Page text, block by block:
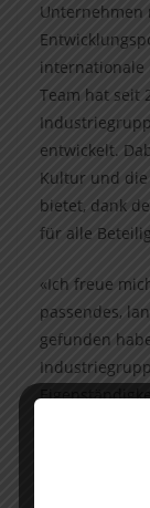
Unternehmen
internationale
Team hat seit
entwickelt.
Kultur und
bietet, dank
für alle
«Ich freue
passendes,
gefunden
Mälzer,